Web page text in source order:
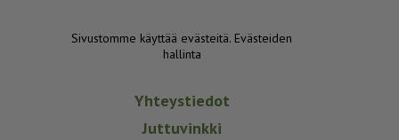
Sivustomme käyttää evästeitä. Evästeiden
hallinta
Yhteystiedot
Juttuvinkki